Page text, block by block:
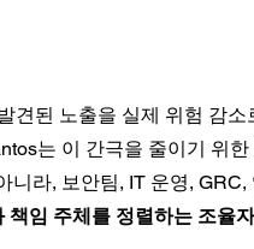
견된 노출을 실제 위험 감소
는 이 간극을 줄이기 위한
라, 보안팀, IT 운영, GRC,
책임 주체를 정렬하는 조율